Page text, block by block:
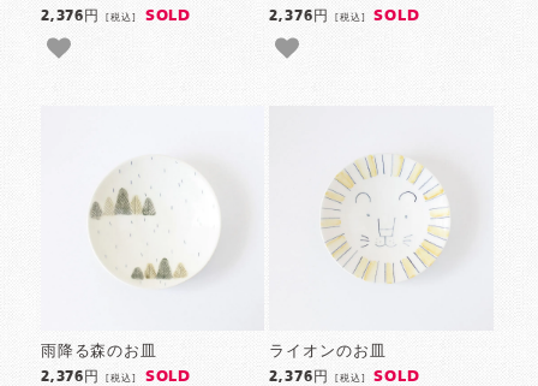
2,376円[税込] SOLD 2,376円 [税込] SOLD
雨降る森のお皿
2,376円[税込] SOLD
ライオンのお皿
2,376円 [税込] SOLD